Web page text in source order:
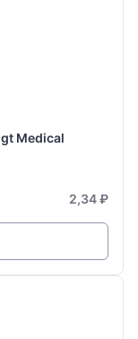
Medical
2,34 ₽